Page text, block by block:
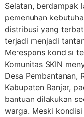
Selatan, berdampak
pemenuhan
distribusi yang
terjadi menjadi
Merespons kondisi
Komunitas SKIN
Desa Pembantanan,
Kabupaten Banjar,
bantuan dilakukan
warga. Meski